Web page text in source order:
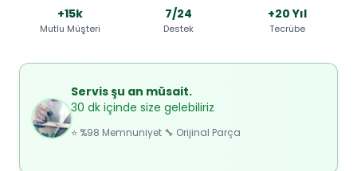
+15k
Mutlu Müşteri
7/24
Destek
+20 Yıl
Tecrübe
Servis şu an müsait.
30 dk içinde size gelebiliriz
⭐ %98 Memnuniyet 🔧 Orijinal Parça